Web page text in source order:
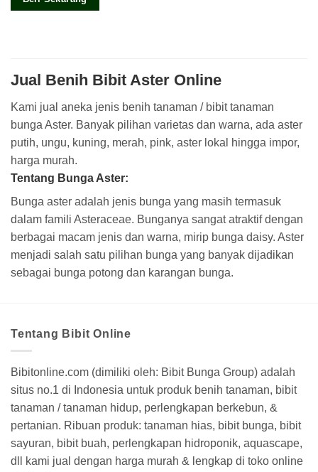
Jual Benih Bibit Aster Online
Kami jual aneka jenis benih tanaman / bibit tanaman
bunga Aster. Banyak pilihan varietas dan warna, ada aster
putih, ungu, kuning, merah, pink, aster lokal hingga impor,
harga murah.
Tentang Bunga Aster:
Bunga aster adalah jenis bunga yang masih termasuk
dalam famili Asteraceae. Bunganya sangat atraktif dengan
berbagai macam jenis dan warna, mirip bunga daisy. Aster
menjadi salah satu pilihan bunga yang banyak dijadikan
sebagai bunga potong dan karangan bunga.
Tentang Bibit Online
Bibitonline.com (dimiliki oleh: Bibit Bunga Group) adalah
situs no.1 di Indonesia untuk produk benih tanaman, bibit
tanaman / tanaman hidup, perlengkapan berkebun, &
pertanian. Ribuan produk: tanaman hias, bibit bunga, bibit
sayuran, bibit buah, perlengkapan hidroponik, aquascape,
dll kami jual dengan harga murah & lengkap di toko online